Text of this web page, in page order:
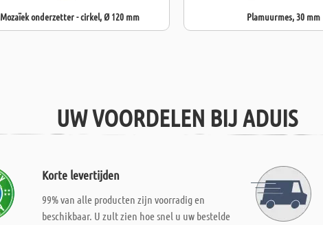
Mozaïek onderzetter - cirkel, Ø 120 mm Plamuurmes, 30 mm
UW VOORDELEN BIJ ADUIS
Korte levertijden
99% van alle producten zijn voorradig en
beschikbaar. U zult zien hoe snel u uw bestelde